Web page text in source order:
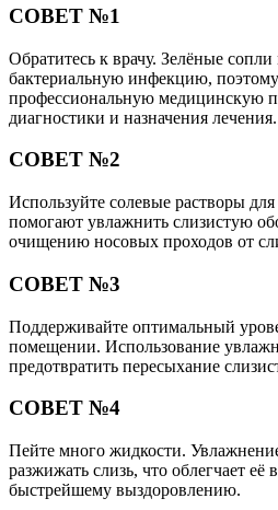
СОВЕТ №1
Обратитесь к врачу. Зелёные сопли
бактериальную инфекцию,
профессиональную медицинскую
диагностики и назначения лечения.
СОВЕТ №2
Используйте солевые растворы
помогают увлажнить слизистую
очищению носовых проходов от
СОВЕТ №3
Поддерживайте оптимальный
помещении. Использование
предотвратить пересыхание
СОВЕТ №4
Пейте много жидкости.
разжижать слизь, что облегчает её
быстрейшему выздоровлению.